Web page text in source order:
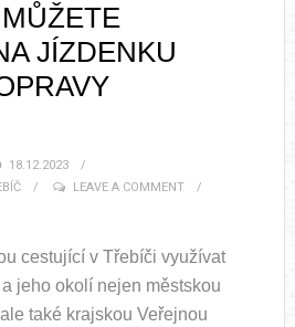
JÍZDENKU
18.12.2023
LEAVE A COMMENT
cestující v Třebíči využívat
jeho okolí nejen městskou
také krajskou Veřejnou